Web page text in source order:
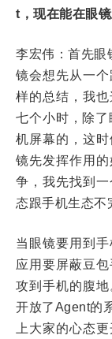
t，现在能在眼
李宏伟：首先眼
镜会想先从一
样的总结，我
七个小时，除
机屏幕的，这
镜先发挥作用
争，我先找到
态跟手机生态不
当眼镜要用到
应用要屏蔽豆
攻到手机的腹
开放了Agent的
上大家的心态